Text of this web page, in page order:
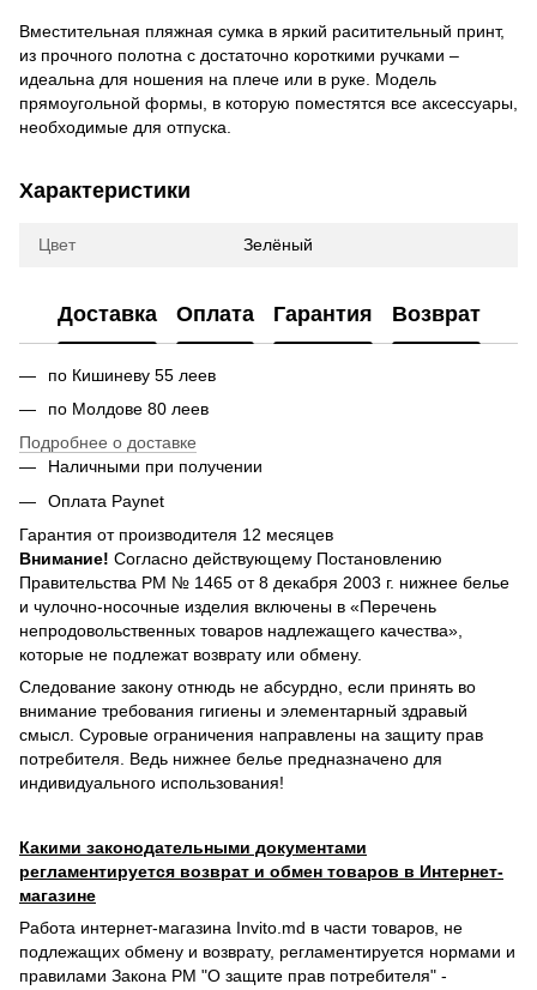
Вместительная пляжная сумка в яркий раситительный принт,
из прочного полотна с достаточно короткими ручками –
идеальна для ношения на плече или в руке. Модель
прямоугольной формы, в которую поместятся все аксессуары,
необходимые для отпуска.
Характеристики
Цвет Зелёный
Доставка Оплата Гарантия Возврат
по Кишиневу 55 леев
по Молдове 80 леев
Подробнее о доставке
Наличными при получении
Оплата Paynet
Гарантия от производителя 12 месяцев
Внимание! Согласно действующему Постановлению
Правительства РМ № 1465 от 8 декабря 2003 г. нижнее белье
и чулочно-носочные изделия включены в «Перечень
непродовольственных товаров надлежащего качества»,
которые не подлежат возврату или обмену.
Следование закону отнюдь не абсурдно, если принять во
внимание требования гигиены и элементарный здравый
смысл. Суровые ограничения направлены на защиту прав
потребителя. Ведь нижнее белье предназначено для
индивидуального использования!
Какими законодательными документами
регламентируется возврат и обмен товаров в Интернет-
магазине
Работа интернет-магазина Invito.md в части товаров, не
подлежащих обмену и возврату, регламентируется нормами и
правилами Закона РМ "О защите прав потребителя" -